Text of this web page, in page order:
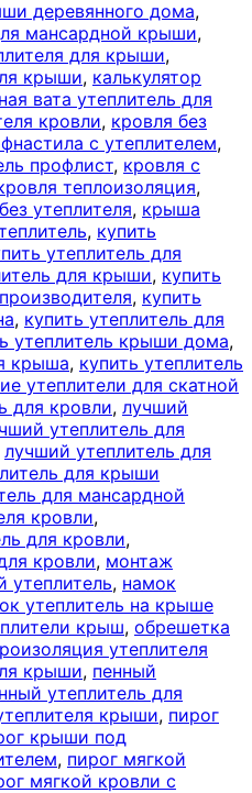
деревянного дома,
мансардной крыши,
для крыши,
крыши, калькулятор
вата утеплитель для
кровли, кровля без
с утеплителем,
профлист, кровля с
теплоизоляция,
утеплителя, крыша
, купить
утеплитель для
для крыши, купить
, купить
, купить утеплитель для
утеплитель крыши дома,
крыша, купить утеплитель
утеплители для скатной
для кровли, лучший
утеплитель для
лучший утеплитель для
для крыши
для мансардной
кровли,
для кровли,
кровли, монтаж
утеплитель, намок
утеплитель на крыше
крыш, обрешетка
утеплителя
крыши, пенный
утеплитель для
крыши, пирог
крыши под
, пирог мягкой
мягкой кровли с